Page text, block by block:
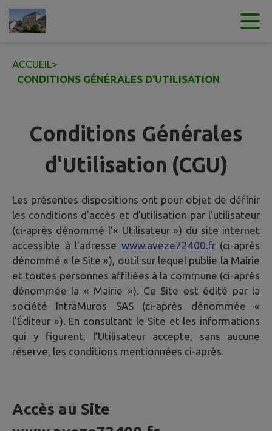
Contenu
ACCUEIL>
CONDITIONS GÉNÉRALES D'UTILISATION
Conditions Générales
d'Utilisation (CGU)
Les présentes dispositions ont pour objet de définir
les conditions d’accès et d’utilisation par l’utilisateur
(ci-après dénommé l’« Utilisateur ») du site internet
accessible à l'adresse www.aveze72400.fr (ci-après
dénommé « le Site »), outil sur lequel publie la Mairie
et toutes personnes affiliées à la commune (ci-après
dénommée la « Mairie »). Ce Site est édité par la
société IntraMuros SAS (ci-après dénommée «
l'Éditeur »). En consultant le Site et les informations
qui y figurent, l’Utilisateur accepte, sans aucune
réserve, les conditions mentionnées ci-après.
Accès au Site